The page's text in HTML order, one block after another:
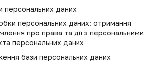
персональних даних
персональних даних: отримання
про права та дії з персональними
персональних даних
бази персональних даних